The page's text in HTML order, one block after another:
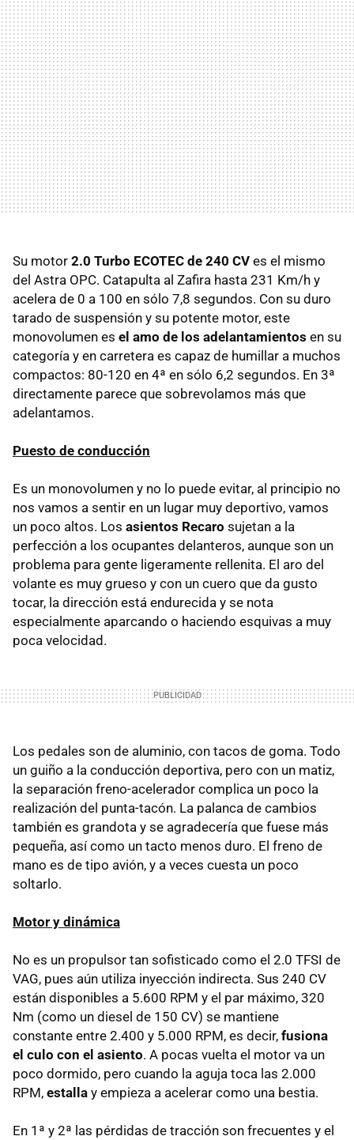
Su motor 2.0 Turbo ECOTEC de 240 CV es el mismo
del Astra OPC. Catapulta al Zafira hasta 231 Km/h y
acelera de 0 a 100 en sólo 7,8 segundos. Con su duro
tarado de suspensión y su potente motor, este
monovolumen es el amo de los adelantamientos en su
categoría y en carretera es capaz de humillar a muchos
compactos: 80-120 en 4ª en sólo 6,2 segundos. En 3ª
directamente parece que sobrevolamos más que
adelantamos.
Puesto de conducción
Es un monovolumen y no lo puede evitar, al principio no
nos vamos a sentir en un lugar muy deportivo, vamos
un poco altos. Los asientos Recaro sujetan a la
perfección a los ocupantes delanteros, aunque son un
problema para gente ligeramente rellenita. El aro del
volante es muy grueso y con un cuero que da gusto
tocar, la dirección está endurecida y se nota
especialmente aparcando o haciendo esquivas a muy
poca velocidad.
Los pedales son de aluminio, con tacos de goma. Todo
un guiño a la conducción deportiva, pero con un matiz,
la separación freno-acelerador complica un poco la
realización del punta-tacón. La palanca de cambios
también es grandota y se agradecería que fuese más
pequeña, así como un tacto menos duro. El freno de
mano es de tipo avión, y a veces cuesta un poco
soltarlo.
Motor y dinámica
No es un propulsor tan sofisticado como el 2.0 TFSI de
VAG, pues aún utiliza inyección indirecta. Sus 240 CV
están disponibles a 5.600 RPM y el par máximo, 320
Nm (como un diesel de 150 CV) se mantiene
constante entre 2.400 y 5.000 RPM, es decir, fusiona
el culo con el asiento. A pocas vuelta el motor va un
poco dormido, pero cuando la aguja toca las 2.000
RPM, estalla y empieza a acelerar como una bestia.
En 1ª y 2ª las pérdidas de tracción son frecuentes y el